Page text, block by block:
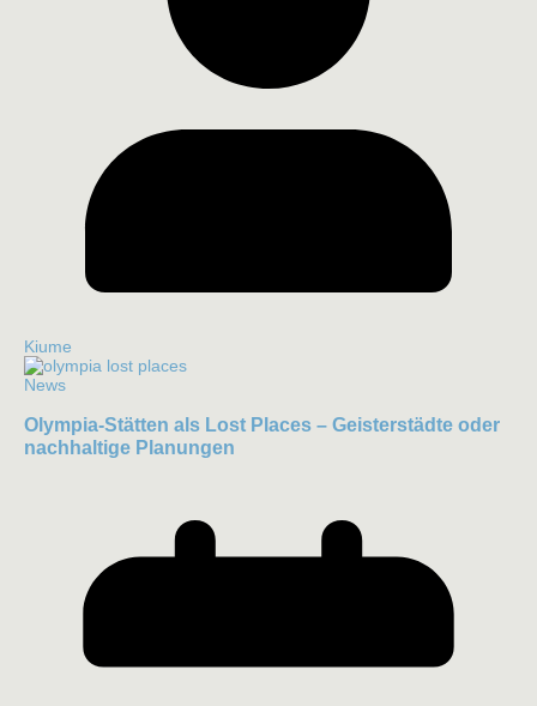
Kiume
News
Olympia-Stätten als Lost Places – Geisterstädte oder
nachhaltige Planungen